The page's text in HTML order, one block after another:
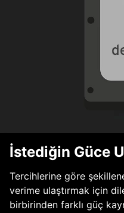
İstediğin Güce
Tercihlerine göre
verime ulaştırmak için
birbirinden farklı güç